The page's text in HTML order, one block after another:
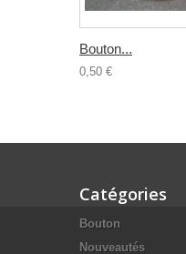
Bouton...
0,50 €
Catégories
Bouton
Nouveautés